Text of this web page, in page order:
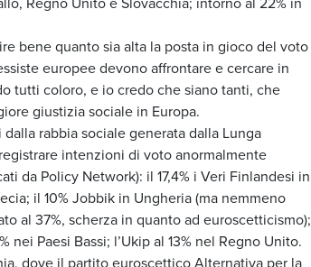
bene quanto sia alta la posta in gioco del voto
europee devono affrontare e cercare in
tutti coloro, e io credo che siano tanti, che
giustizia sociale in Europa.
rabbia sociale generata dalla Lunga
intenzioni di voto anormalmente
da Policy Network): il 17,4% i Veri Finlandesi in
il 10% Jobbik in Ungheria (ma nemmeno
al 37%, scherza in quanto ad euroscetticismo);
nei Paesi Bassi; l’Ukip al 13% nel Regno Unito.
dove il partito euroscettico Alternativa per la